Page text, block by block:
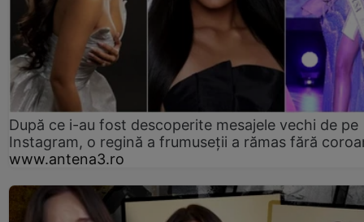
După ce i-au fost descoperite mesajele vechi de pe
Instagram, o regină a frumuseții a rămas fără
www.antena3.ro